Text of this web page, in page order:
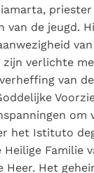
van de jeugd.
verlichte
van
het Istituto
Heilige Familie
Heer. Het